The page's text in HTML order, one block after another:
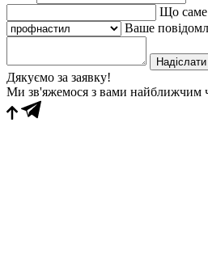
Що саме
Ваше
Надіслати
Дякуємо за заявку!
Ми зв'яжемося з вами найближчим